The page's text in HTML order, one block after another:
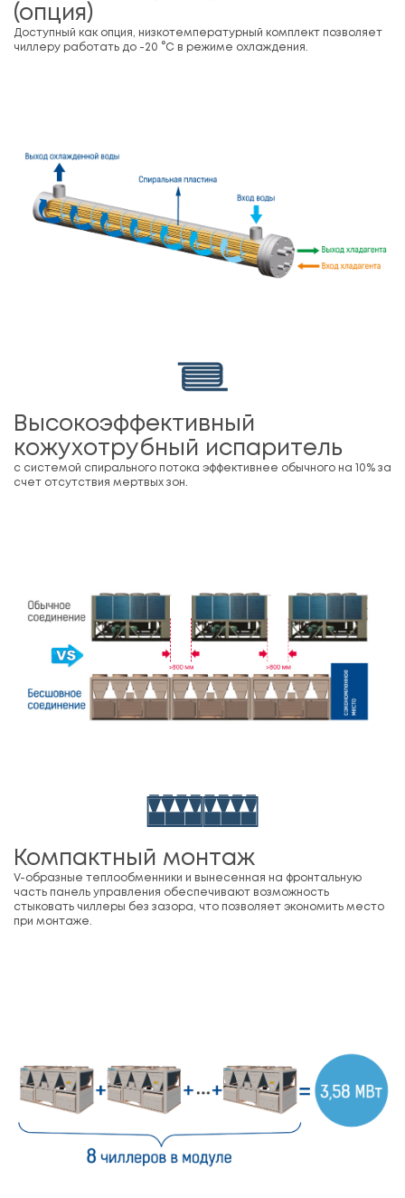
(опция)
Доступный как опция, низкотемпературный комплект позволяет
чиллеру работать до -20 °С в режиме охлаждения.
Высокоэффективный
кожухотрубный испаритель
с системой спирального потока эффективнее обычного на 10% за
счет отсутствия мертвых зон.
Компактный монтаж
V-образные теплообменники и вынесенная на фронтальную
часть панель управления обеспечивают возможность
стыковать чиллеры без зазора, что позволяет экономить место
при монтаже.